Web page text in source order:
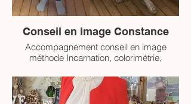
Conseil en image Constance
Accompagnement conseil en image
méthode Incarnation, colorimétrie,